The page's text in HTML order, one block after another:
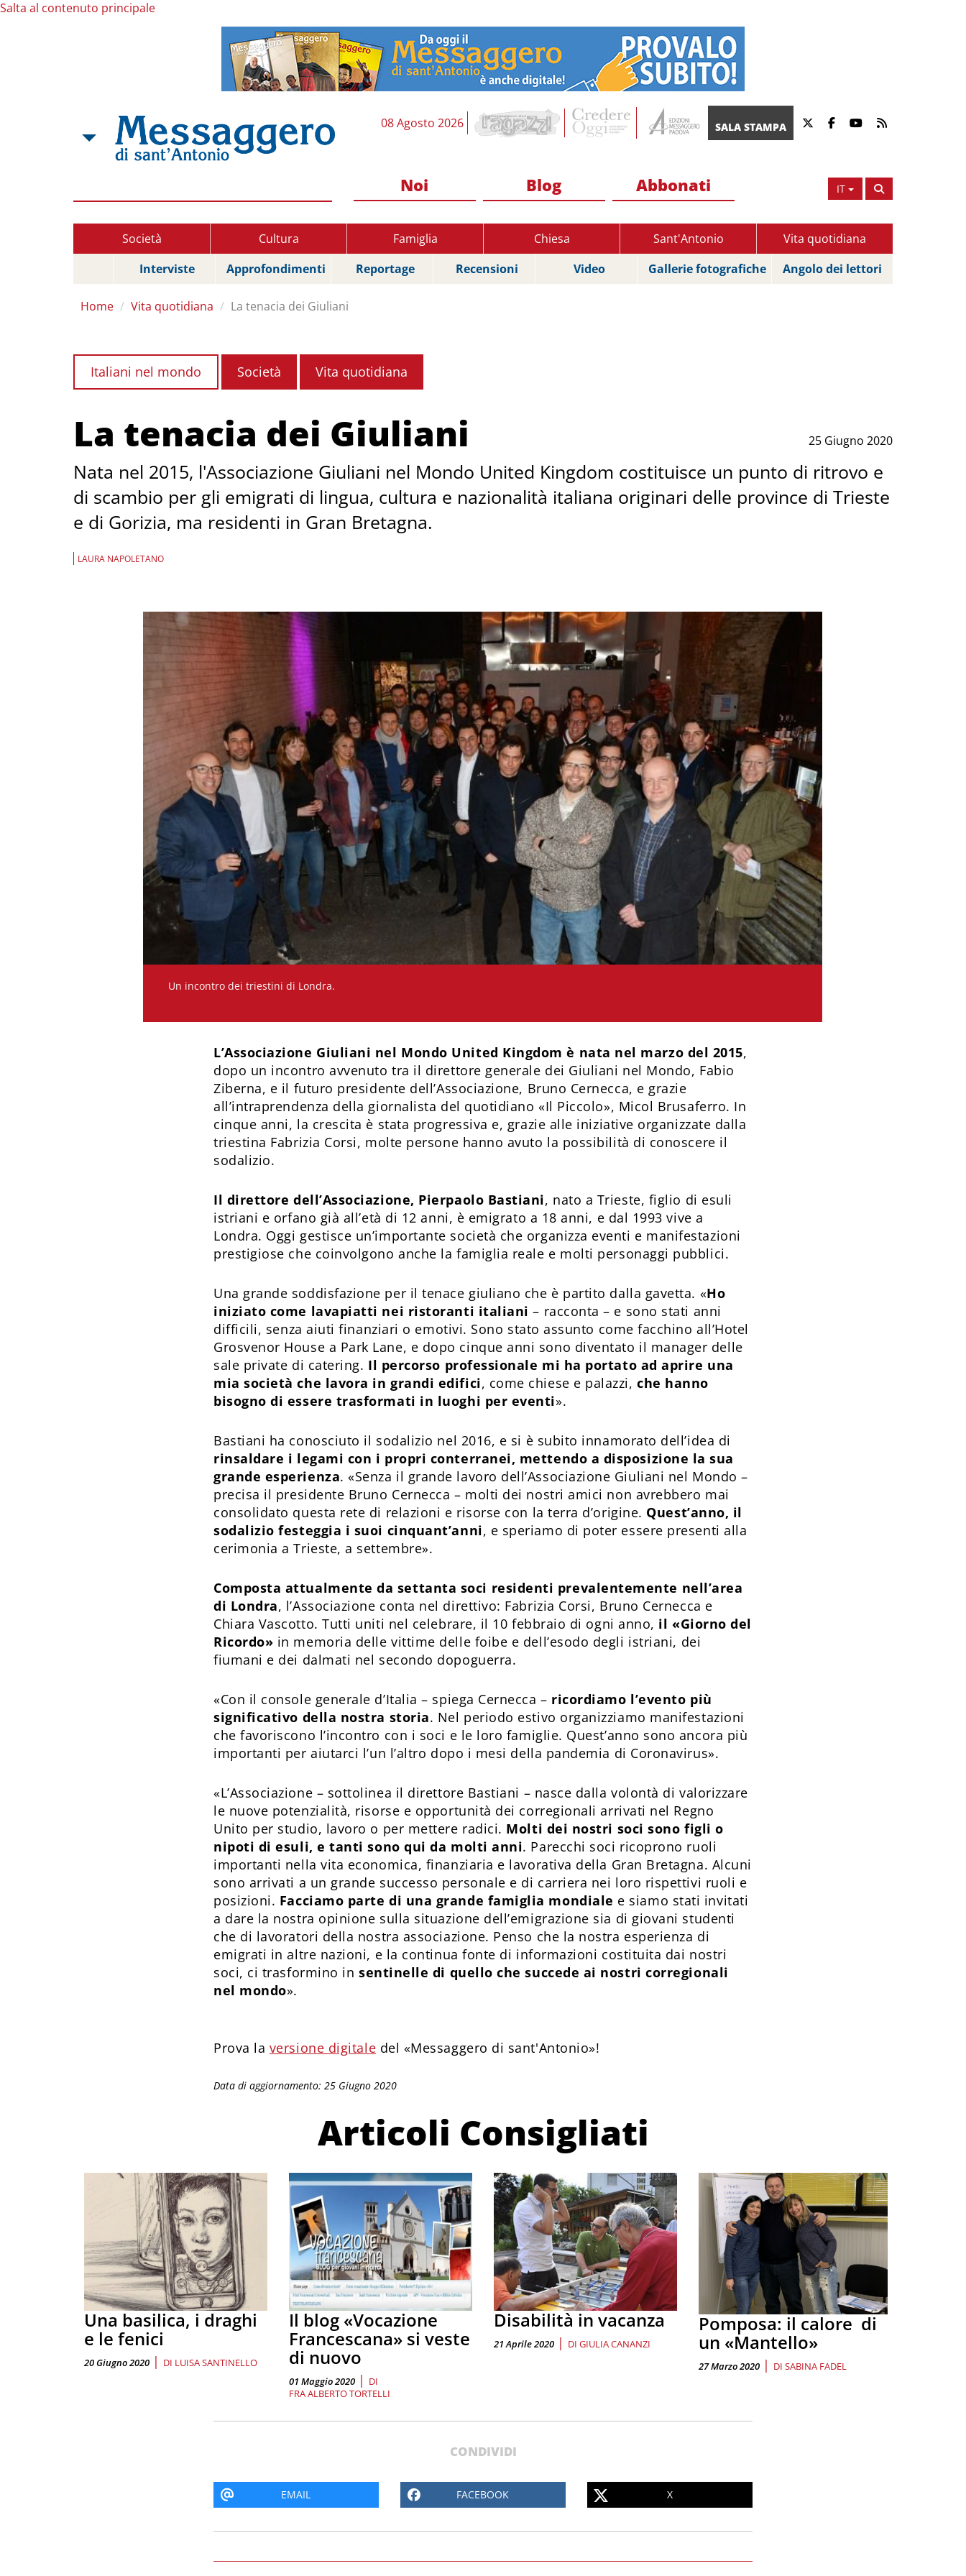
Salta al contenuto principale
08 Agosto 2026 SALA STAMPA
IT
Noi Blog Abbonati
Società Cultura Famiglia Chiesa Sant'Antonio
Vita quotidiana
Interviste
Approfondimenti Reportage Recensioni Video Gallerie fotografiche Angolo dei lettori
Home Vita quotidiana La tenacia dei Giuliani
Italiani nel mondo Società Vita quotidiana
25 Giugno 2020
La tenacia dei Giuliani
Nata nel 2015, l'Associazione Giuliani nel Mondo United Kingdom costituisce un punto di ritrovo e
di scambio per gli emigrati di lingua, cultura e nazionalità italiana originari delle province di Trieste
e di Gorizia, ma residenti in Gran Bretagna.
LAURA NAPOLETANO
Un incontro dei triestini di Londra.
L’Associazione Giuliani nel Mondo United Kingdom è nata nel marzo del 2015,
dopo un incontro avvenuto tra il direttore generale dei Giuliani nel Mondo, Fabio
Ziberna, e il futuro presidente dell’Associazione, Bruno Cernecca, e grazie
all’intraprendenza della giornalista del quotidiano «Il Piccolo», Micol Brusaferro. In
cinque anni, la crescita è stata progressiva e, grazie alle iniziative organizzate dalla
triestina Fabrizia Corsi, molte persone hanno avuto la possibilità di conoscere il
sodalizio.
Il direttore dell’Associazione, Pierpaolo Bastiani, nato a Trieste, figlio di esuli
istriani e orfano già all’età di 12 anni, è emigrato a 18 anni, e dal 1993 vive a
Londra. Oggi gestisce un’importante società che organizza eventi e manifestazioni
prestigiose che coinvolgono anche la famiglia reale e molti personaggi pubblici.
Una grande soddisfazione per il tenace giuliano che è partito dalla gavetta. «Ho
iniziato come lavapiatti nei ristoranti italiani– racconta – e sono stati anni
difficili, senza aiuti finanziari o emotivi. Sono stato assunto come facchino all’Hotel
Grosvenor House a Park Lane, e dopo cinque anni sono diventato il manager delle
sale private di catering. Il percorso professionale mi ha portato ad aprire una
mia società che lavora in grandi edifici, come chiese e palazzi,che hanno
bisogno di essere trasformati in luoghi per eventi».
Bastiani ha conosciuto il sodalizio nel 2016, e si è subito innamorato dell’idea di
rinsaldare i legami con i propri conterranei, mettendo a disposizione la sua
grande esperienza. «Senza il grande lavoro dell’Associazione Giuliani nel Mondo –
precisa il presidente Bruno Cernecca – molti dei nostri amici non avrebbero mai
consolidato questa rete di relazioni e risorse con la terra d’origine. Quest’anno, il
sodalizio festeggia i suoi cinquant’anni, e speriamo di poter essere presenti alla
cerimonia a Trieste, a settembre».
Composta attualmente da settanta soci residenti prevalentemente nell’area
di Londra, l’Associazione conta nel direttivo: Fabrizia Corsi, Bruno Cernecca e
Chiara Vascotto. Tutti uniti nel celebrare, il 10 febbraio di ogni anno, il «Giorno del
Ricordo» in memoria delle vittime delle foibe e dell’esodo degli istriani, dei
fiumani e dei dalmati nel secondo dopoguerra.
«Con il console generale d’Italia – spiega Cernecca – ricordiamo l’evento più
significativo della nostra storia. Nel periodo estivo organizziamo manifestazioni
che favoriscono l’incontro con i soci e le loro famiglie. Quest’anno sono ancora più
importanti per aiutarci l’un l’altro dopo i mesi della pandemia di Coronavirus».
«L’Associazione – sottolinea il direttore Bastiani – nasce dalla volontà di valorizzare
le nuove potenzialità, risorse e opportunità dei corregionali arrivati nel Regno
Unito per studio, lavoro o per mettere radici. Molti dei nostri soci sono figli o
nipoti di esuli, e tanti sono qui da molti anni. Parecchi soci ricoprono ruoli
importanti nella vita economica, finanziaria e lavorativa della Gran Bretagna. Alcuni
sono arrivati a un grande successo personale e di carriera nei loro rispettivi ruoli e
posizioni. Facciamo parte di una grande famiglia mondiale e siamo stati invitati
a dare la nostra opinione sulla situazione dell’emigrazione sia di giovani studenti
che di lavoratori della nostra associazione. Penso che la nostra esperienza di
emigrati in altre nazioni, e la continua fonte di informazioni costituita dai nostri
soci, ci trasformino in sentinelle di quello che succede ai nostri corregionali
nel mondo».
Prova la versione digitale del «Messaggero di sant'Antonio»!
Data di aggiornamento: 25 Giugno 2020
Articoli Consigliati
Una basilica, i draghi
e le fenici
20 Giugno 2020 | DI LUISA SANTINELLO
Il blog «Vocazione
Francescana» si veste
di nuovo
01 Maggio 2020 | DI
FRA ALBERTO TORTELLI
Disabilità in vacanza
21 Aprile 2020 | DI GIULIA CANANZI
Pomposa: il calore di
un «Mantello»
27 Marzo 2020 | DI SABINA FADEL
CONDIVIDI
EMAIL FACEBOOK X